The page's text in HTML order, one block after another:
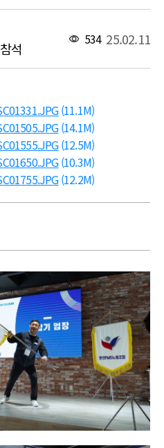
석
534 25.02.11
(11.1M)
(14.1M)
(12.5M)
(10.3M)
(12.2M)